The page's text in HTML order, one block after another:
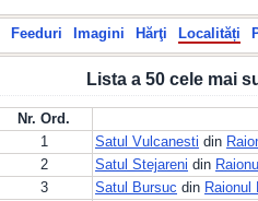
Feeduri Imagini Hărţi Localități
Lista a 50 cele mai
Nr. Ord.
1
Satul Vulcanesti din
2
Satul Stejareni din
3
Satul Bursuc din Raionul